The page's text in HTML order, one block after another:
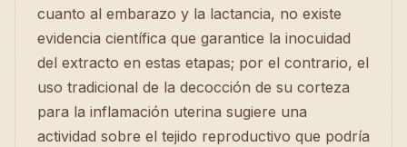
cuanto al embarazo y la lactancia, no existe
evidencia científica que garantice la inocuidad
del extracto en estas etapas; por el contrario, el
uso tradicional de la decocción de su corteza
para la inflamación uterina sugiere una
actividad sobre el tejido reproductivo que podría